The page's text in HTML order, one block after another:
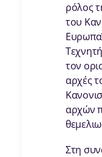
ρόλος
του
τον
αρχές
αρχών
Στη